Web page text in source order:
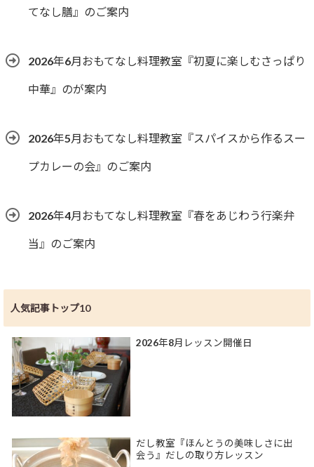
てなし膳』のご案内
2026年6月おもてなし料理教室『初夏に楽しむさっぱり
中華』のが案内
2026年5月おもてなし料理教室『スパイスから作るスー
プカレーの会』のご案内
2026年4月おもてなし料理教室『春をあじわう行楽弁
当』のご案内
人気記事トップ10
2026年8月レッスン開催日
だし教室『ほんとうの美味しさに出
会う』だしの取り方レッスン